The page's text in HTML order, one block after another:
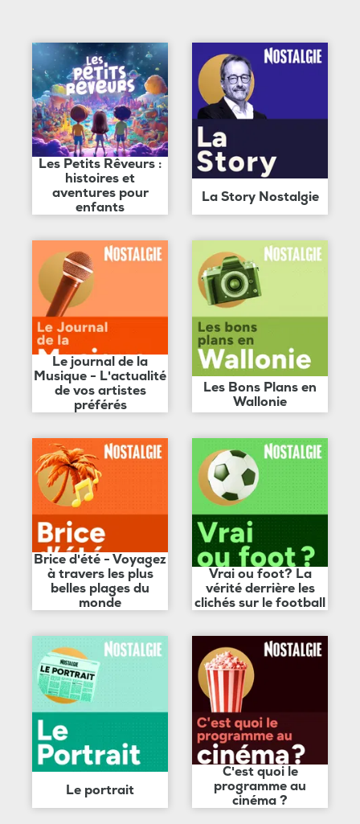
Les Petits Rêveurs :
histoires et
aventures pour
enfants
La Story Nostalgie
Le journal de la
Musique - L'actualité
de vos artistes
préférés
Les Bons Plans en
Wallonie
Brice d'été - Voyagez
à travers les plus
belles plages du
monde
Vrai ou foot? La
vérité derrière les
clichés sur le football
Le portrait
C'est quoi le
programme au
cinéma ?